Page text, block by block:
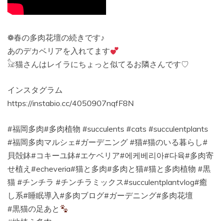
❁︎春の多肉花壇の続きです♪
あのデカベリアを入れてます
𓃠猫さんはレイラにちょっと似てるお隣さんです♡︎
インスタグラム
https://instabio.cc/4050907nqfF8N
#福岡多肉#多肉植物 #succulents #cats #succulentplants
#福岡多肉マルシェ#ガーデニング #猫#猫のいる暮らし#
貝殻鉢#コキーユ鉢#エケベリア#에케베리아#다육#多肉寄
せ植え#echeveria#猫と多肉#多肉と猫#猫と多肉植物 #黒
猫 #チンチラ #チンチラミックス#succulentplantvlog#癒
し系#睡眠導入#多肉ブログ#ガーデニング#多肉花壇
#黒猫の足あと